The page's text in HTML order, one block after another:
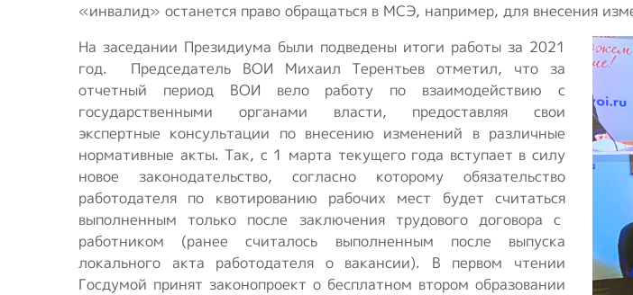
«инвалид» останется право обращаться в МСЭ, например, для внесения
На заседании Президиума были подведены итоги работы за 2021
год. Председатель ВОИ Михаил Терентьев отметил, что за
отчетный период ВОИ вело работу по взаимодействию с
государственными органами власти, предоставляя свои
экспертные консультации по внесению изменений в различные
нормативные акты. Так, с 1 марта текущего года вступает в силу
новое законодательство, согласно которому обязательство
работодателя по квотированию рабочих мест будет считаться
выполненным только после заключения трудового договора с
работником (ранее считалось выполненным после выпуска
локального акта работодателя о вакансии). В первом чтении
Госдумой принят законопроект о бесплатном втором образовании